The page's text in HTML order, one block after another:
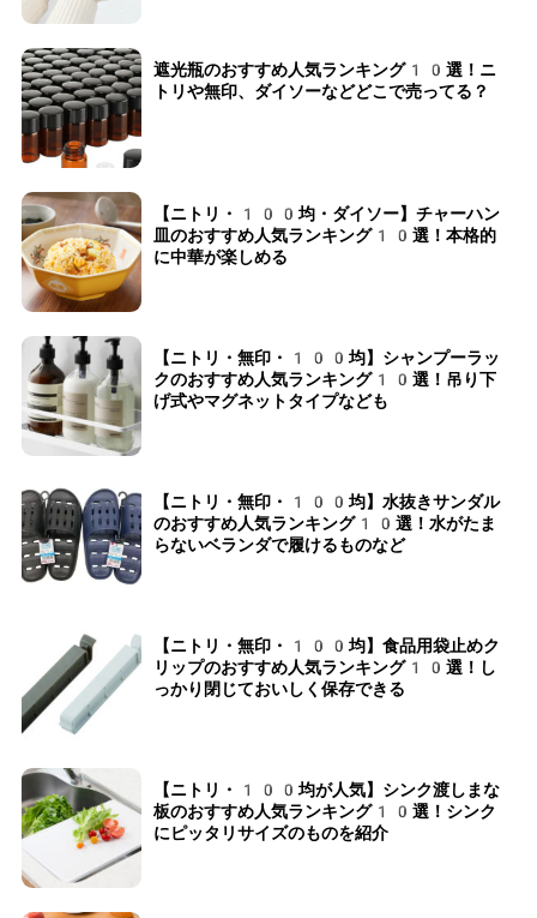
遮光瓶のおすすめ人気ランキング10選！ニ
トリや無印、ダイソーなどどこで売ってる？
【ニトリ・100均・ダイソー】チャーハン
皿のおすすめ人気ランキング10選！本格的
に中華が楽しめる
【ニトリ・無印・100均】シャンプーラッ
クのおすすめ人気ランキング10選！吊り下
げ式やマグネットタイプなども
【ニトリ・無印・100均】水抜きサンダル
のおすすめ人気ランキング10選！水がたま
らないベランダで履けるものなど
【ニトリ・無印・100均】食品用袋止めク
リップのおすすめ人気ランキング10選！し
っかり閉じておいしく保存できる
【ニトリ・100均が人気】シンク渡しまな
板のおすすめ人気ランキング10選！シンク
にピッタリサイズのものを紹介